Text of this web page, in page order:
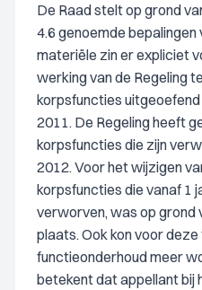
De Raad stelt op grond
4.6 genoemde
materiële zin er expliciet
werking van de Regeling
korpsfuncties
2011. De Regeling heeft
korpsfuncties die zijn
2012. Voor het wijzigen
korpsfuncties die vanaf 1
verworven, was op grond
plaats. Ook kon voor
functieonderhoud meer
betekent dat appellant bij